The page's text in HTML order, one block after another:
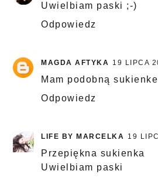
Uwielbiam paski ;-)
Odpowiedz
MAGDA AFTYKA 19 LIPCA
Mam podobną
Odpowiedz
LIFE BY MARCELKA 19
Przepiękna sukienka
Uwielbiam paski